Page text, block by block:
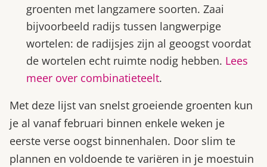
groenten met langzamere soorten. Zaai
bijvoorbeeld radijs tussen langwerpige
wortelen: de radijsjes zijn al geoogst voordat
de wortelen echt ruimte nodig hebben. Lees
meer over combinatieteelt.
Met deze lijst van snelst groeiende groenten kun
je al vanaf februari binnen enkele weken je
eerste verse oogst binnenhalen. Door slim te
plannen en voldoende te variëren in je moestuin